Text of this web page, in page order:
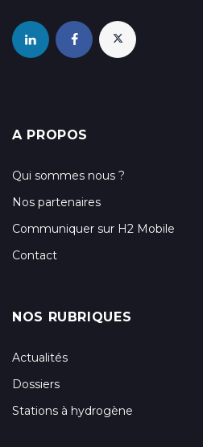
A PROPOS
Qui sommes nous ?
Nos partenaires
Communiquer sur H2 Mobile
Contact
NOS RUBRIQUES
Actualités
Dossiers
Stations à hydrogène